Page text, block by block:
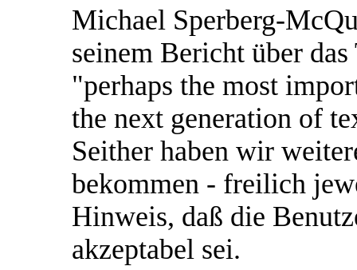
Michael Sperberg-
seinem Bericht über
"perhaps the most
the next generation of
Seither haben wir
bekommen - freilich
Hinweis, daß die
akzeptabel sei.